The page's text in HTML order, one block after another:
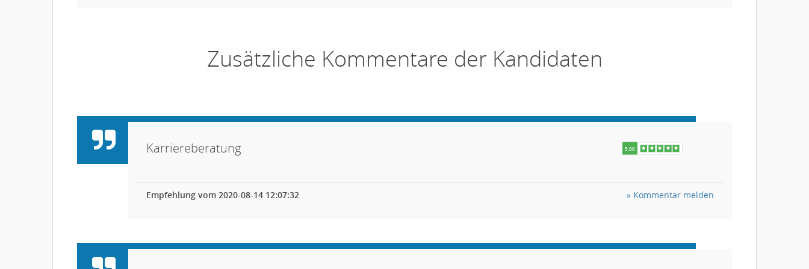
Zusätzliche Kommentare der Kandidaten
Karriereberatung
Empfehlung vom 2020-08-14 12:07:32 » Kommentar melden